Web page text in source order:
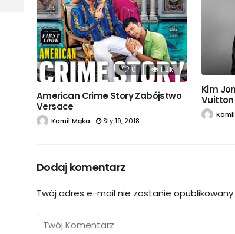
0 1.2k
American Crime Story Zabójstwo
Versace
Kamil Mąka Sty 19, 2018
Kim
Vuitton
Dodaj komentarz
Twój adres e-mail nie zostanie opublikowany.